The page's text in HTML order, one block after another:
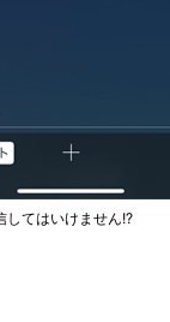
してはいけません!?